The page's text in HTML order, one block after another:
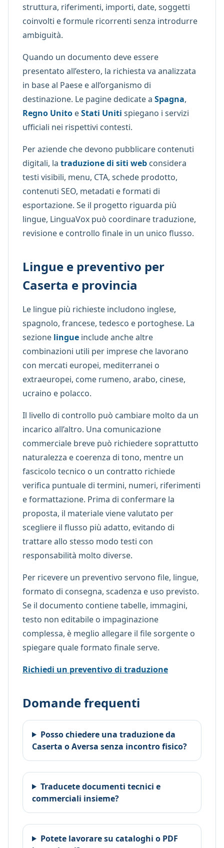
struttura, riferimenti, importi, date, soggetti
coinvolti e formule ricorrenti senza introdurre
ambiguità.
Quando un documento deve essere
presentato all’estero, la richiesta va analizzata
in base al Paese e all’organismo di
destinazione. Le pagine dedicate a Spagna,
Regno Unito eStati Uniti spiegano i servizi
ufficiali nei rispettivi contesti.
Per aziende che devono pubblicare contenuti
digitali, la traduzione di siti web considera
testi visibili, menu, CTA, schede prodotto,
contenuti SEO, metadati e formati di
esportazione. Se il progetto riguarda più
lingue, LinguaVox può coordinare traduzione,
revisione e controllo finale in un unico flusso.
Lingue e preventivo per
Caserta e provincia
Le lingue più richieste includono inglese,
spagnolo, francese, tedesco e portoghese. La
sezione lingue include anche altre
combinazioni utili per imprese che lavorano
con mercati europei, mediterranei o
extraeuropei, come rumeno, arabo, cinese,
ucraino e polacco.
Il livello di controllo può cambiare molto da un
incarico all’altro. Una comunicazione
commerciale breve può richiedere soprattutto
naturalezza e coerenza di tono, mentre un
fascicolo tecnico o un contratto richiede
verifica puntuale di termini, numeri, riferimenti
e formattazione. Prima di confermare la
proposta, il materiale viene valutato per
scegliere il flusso più adatto, evitando di
trattare allo stesso modo testi con
responsabilità molto diverse.
Per ricevere un preventivo servono file, lingue,
formato di consegna, scadenza e uso previsto.
Se il documento contiene tabelle, immagini,
testo non editabile o impaginazione
complessa, è meglio allegare il file sorgente o
spiegare quale formato finale serve.
Richiedi un preventivo di traduzione
Domande frequenti
Posso chiedere una traduzione da
Caserta o Aversa senza incontro fisico?
Traducete documenti tecnici e
commerciali insieme?
Potete lavorare su cataloghi o PDF